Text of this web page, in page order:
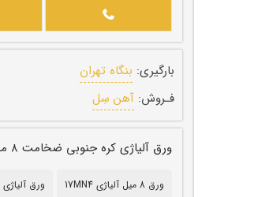
بارگیری: بنگاه تهران
فـروش: آهن سِل
ورق آلیاژی کره جنوبی ضخامت ۸ میل 17MN4 حالت شیت
ورق 8 میل آلیاژی 17MN4 ورق آلیاژی 8 میل 17MN4